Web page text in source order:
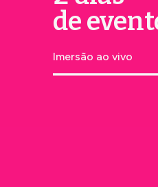
de
Imersão ao vivo